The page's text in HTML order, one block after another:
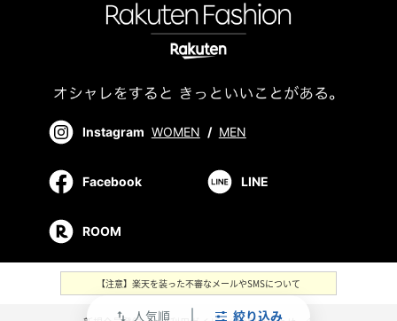
swap_vert 人気順 絞り込み
Instagram WOMEN / MEN
Facebook LINE
ROOM
【注意】楽天を装った不審なメールやSMSについて